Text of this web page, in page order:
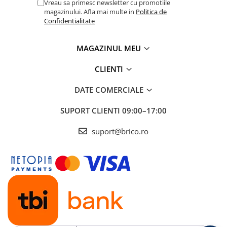
Hidrofoare si accesorii
Mobilier gradina si terasa
Mese gradina
Seturi mobilier
Prelate, pavilioane, umbrele
terasa
Vreau sa primesc newsletter cu promotiile
magazinului. Afla mai multe in Politica de
Confidentialitate
MAGAZINUL MEU
CLIENTI
DATE COMERCIALE
SUPORT CLIENTI 09:00–17:00
suport@brico.ro